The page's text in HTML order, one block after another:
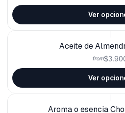
Ver
Aceite de
from
Ver
Aroma o esencia